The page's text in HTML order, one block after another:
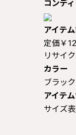
コンデ
アイテ
定価￥
リサイ
カラー
ブラック
アイテ
サイズ表